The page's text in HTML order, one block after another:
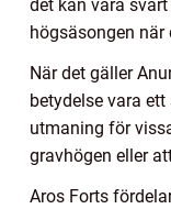
det kan vara
högsäsongen när
När det gäller
betydelse vara
utmaning för
gravhögen eller
Aros Forts